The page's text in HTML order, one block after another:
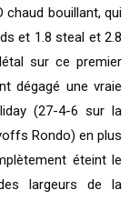
bouillant, qui
et 1.8 steal et 2.8
sur ce premier
dégagé une vraie
(27-4-6 sur la
Rondo) en plus
éteint le
largeurs de la